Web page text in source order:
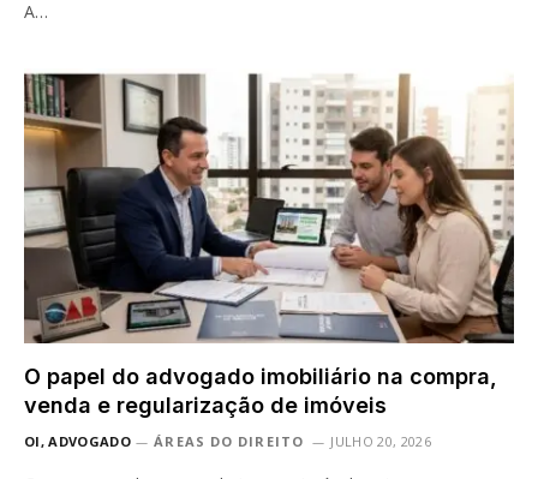
A…
O papel do advogado imobiliário na compra,
venda e regularização de imóveis
OI, ADVOGADO ÁREAS DO DIREITO JULHO 20, 2026